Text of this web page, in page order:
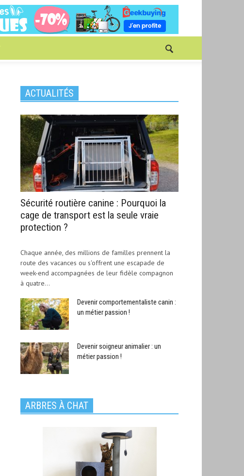
ACTUALITÉS
Sécurité routière canine : Pourquoi la
cage de transport est la seule vraie
protection ?
Chaque année, des millions de familles prennent la
route des vacances ou s'offrent une escapade de
week-end accompagnées de leur fidèle compagnon
à quatre...
Devenir comportementaliste canin :
un métier passion !
Devenir soigneur animalier : un
métier passion !
ARBRES À CHAT